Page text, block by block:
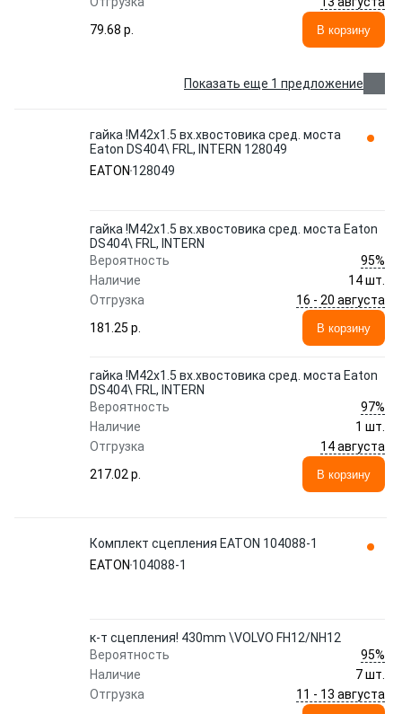
79.68 p.
В корзину
Показать еще 1 предложение
гайка !M42x1.5 вх.хвостовика сред. моста
Eaton DS404\ FRL, INTERN 128049
EATON 128049
гайка !M42x1.5 вх.хвостовика сред. моста Eaton
DS404\ FRL, INTERN
Вероятность
95%
Наличие
14 шт.
Отгрузка
16 - 20 августа
181.25 p.
В корзину
гайка !M42x1.5 вх.хвостовика сред. моста Eaton
DS404\ FRL, INTERN
Вероятность
97%
Наличие
1 шт.
Отгрузка
14 августа
217.02 p.
В корзину
Комплект сцепления EATON 104088-1
EATON 104088-1
к-т сцепления! 430mm \VOLVO FH12/NH12
Вероятность
95%
Наличие
7 шт.
Отгрузка
11 - 13 августа